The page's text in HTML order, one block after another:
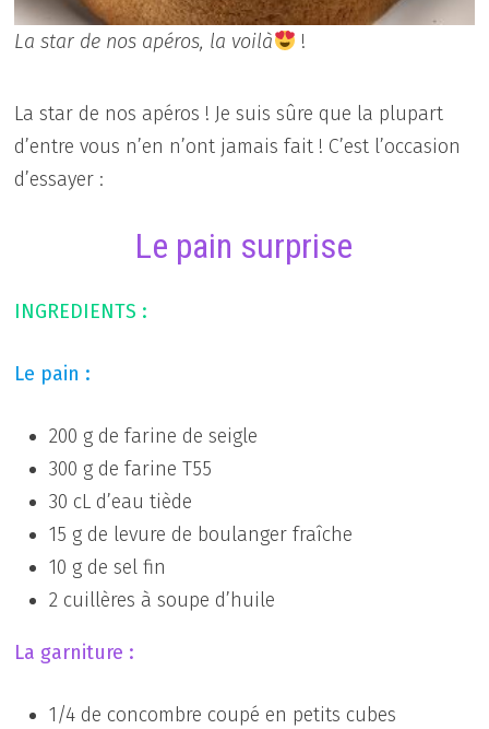
La star de nos apéros, la voilà !
La star de nos apéros ! Je suis sûre que la plupart
d’entre vous n’en n’ont jamais fait ! C’est l’occasion
d’essayer :
Le pain surprise
INGREDIENTS :
Le pain :
200 g de farine de seigle
300 g de farine T55
30 cL d’eau tiède
15 g de levure de boulanger fraîche
10 g de sel fin
2 cuillères à soupe d’huile
La garniture :
1/4 de concombre coupé en petits cubes